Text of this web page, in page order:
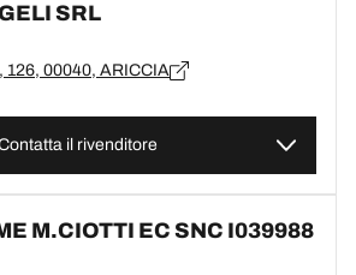
SRL
126, 00040, ARICCIA
il rivenditore
M.CIOTTI EC SNC I039988